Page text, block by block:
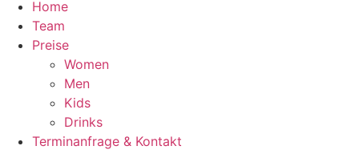
Home
Team
Preise
Women
Men
Kids
Drinks
Terminanfrage & Kontakt